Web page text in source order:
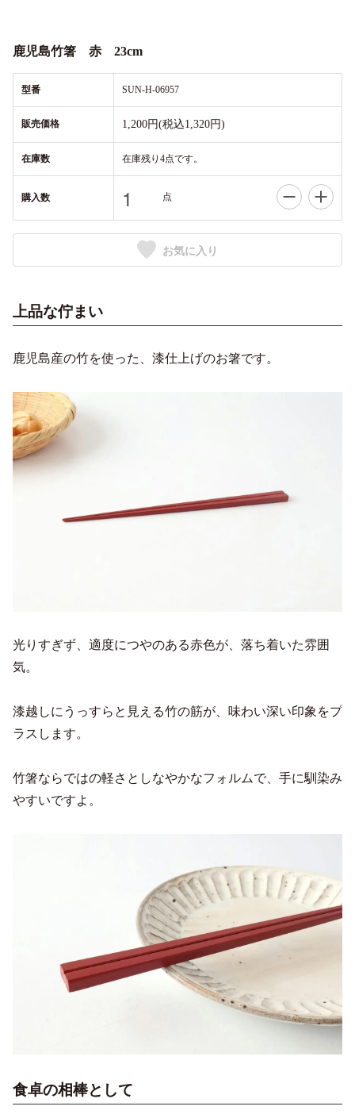
鹿児島竹箸 赤 23cm
型番 SUN-H-06957
販売価格 1,200円(税込1,320円)
在庫数 在庫残り4点です。
購入数 点
お気に入り
上品な佇まい
鹿児島産の竹を使った、漆仕上げのお箸です。
光りすぎず、適度につやのある赤色が、落ち着いた雰囲
気。
漆越しにうっすらと見える竹の筋が、味わい深い印象をプ
ラスします。
竹箸ならではの軽さとしなやかなフォルムで、手に馴染み
やすいですよ。
食卓の相棒として